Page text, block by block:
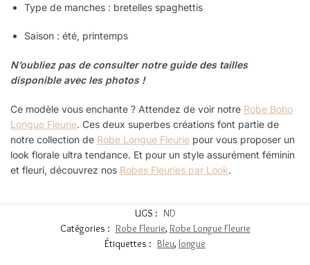
Type de manches : bretelles spaghettis
Saison : été, printemps
N’oubliez pas de consulter notre guide des tailles
disponible avec les photos !
Ce modèle vous enchante ? Attendez de voir notre Robe Boho
Longue Fleurie. Ces deux superbes créations font partie de
notre collection de Robe Longue Fleurie pour vous proposer un
look florale ultra tendance. Et pour un style assurément féminin
et fleuri, découvrez nos Robes Fleuries par Look.
UGS : ND
Catégories : Robe Fleurie, Robe Longue Fleurie
Étiquettes : Bleu, longue